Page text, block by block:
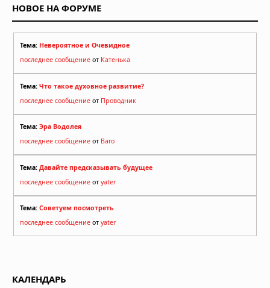
НОВОЕ НА ФОРУМЕ
Тема: Невероятное и Очевидное
последнее сообщение от Катенька
Тема: Что такое духовное развитие?
последнее сообщение от Проводник
Тема: Эра Водолея
последнее сообщение от Baro
Тема: Давайте предсказывать будущее
последнее сообщение от yater
Тема: Советуем посмотреть
последнее сообщение от yater
КАЛЕНДАРЬ